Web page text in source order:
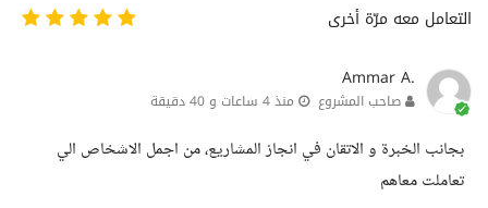
التعامل معه مرّة أخرى
Ammar A.
صاحب المشروع منذ 4 ساعات و 40 دقيقة
بجانب الخبرة و الاتقان في انجاز المشاريع، من اجمل الاشخاص الي
تعاملت معاهم